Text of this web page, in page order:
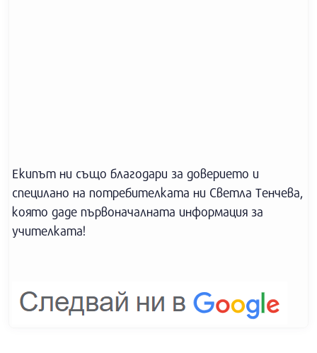
Екипът ни също благодари за доверието и
специлано на потребителката ни Светла Тенчева,
която даде първоначалната информация за
учителката!